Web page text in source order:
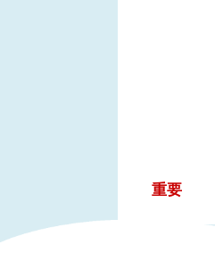
重要